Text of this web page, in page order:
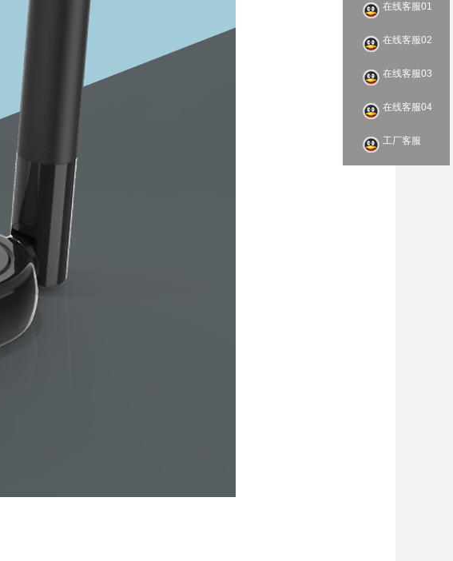
在线客服01
在线客服02
在线客服03
在线客服04
工厂客服